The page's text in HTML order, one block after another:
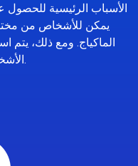
الأسباب الرئيسية للحصول
يمكن للأشخاص من
الماكياج. ومع ذلك، يتم
الأشخاص/الصناعات.